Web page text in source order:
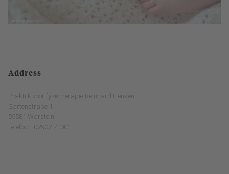
Address
Praktijk voor fysiotherapie Reinhard Heuken
Gartenstraße 1
59581 Warstein
Telefoon: 02902 71001